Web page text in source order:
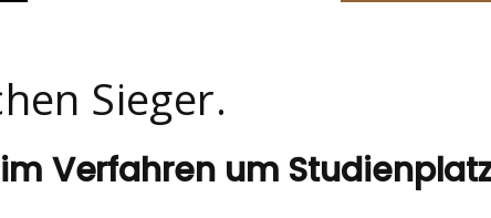
Sieger.
Verfahren um